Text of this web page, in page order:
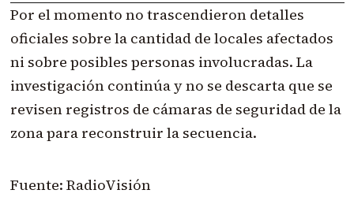
Por el momento no trascendieron detalles
oficiales sobre la cantidad de locales afectados
ni sobre posibles personas involucradas. La
investigación continúa y no se descarta que se
revisen registros de cámaras de seguridad de la
zona para reconstruir la secuencia.
Fuente: RadioVisión